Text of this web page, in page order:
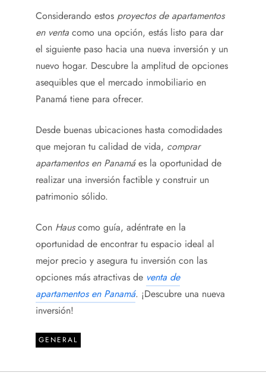
Considerando estos proyectos de apartamentos
en venta como una opción, estás listo para dar
el siguiente paso hacia una nueva inversión y un
nuevo hogar. Descubre la amplitud de opciones
asequibles que el mercado inmobiliario en
Panamá tiene para ofrecer.
Desde buenas ubicaciones hasta comodidades
que mejoran tu calidad de vida, comprar
apartamentos en Panamáes la oportunidad de
realizar una inversión factible y construir un
patrimonio sólido.
Con Hauscomo guía, adéntrate en la
oportunidad de encontrar tu espacio ideal al
mejor precio y asegura tu inversión con las
opciones más atractivas de venta de
apartamentos en Panamá. ¡Descubre una nueva
inversión!
GENERAL